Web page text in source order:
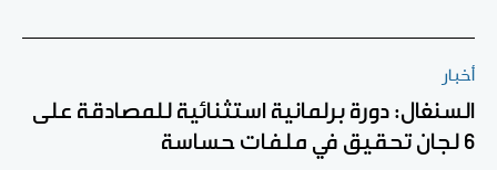
أخبار
السنغال: دورة برلمانية استثنائية للمصادقة على
6 لجان تحقيق في ملفات حساسة